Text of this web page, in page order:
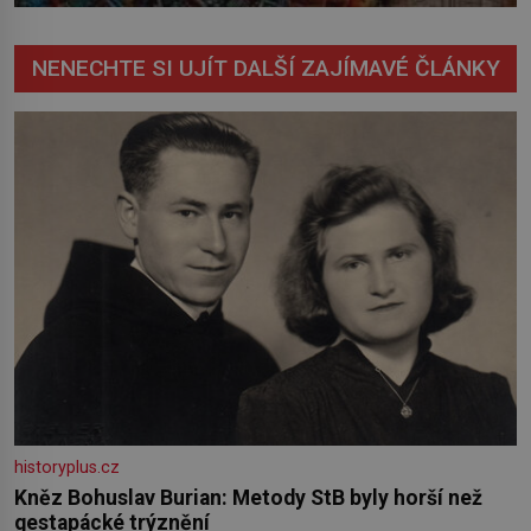
NENECHTE SI UJÍT DALŠÍ ZAJÍMAVÉ ČLÁNKY
historyplus.cz
Kněz Bohuslav Burian: Metody StB byly horší než
gestapácké trýznění